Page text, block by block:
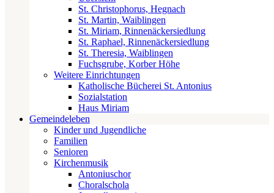
St. Christophorus, Hegnach
St. Martin, Waiblingen
St. Miriam, Rinnenäckersiedlung
St. Raphael, Rinnenäckersiedlung
St. Theresia, Waiblingen
Fuchsgrube, Korber Höhe
Weitere Einrichtungen
Katholische Bücherei St. Antonius
Sozialstation
Haus Miriam
Gemeindeleben
Kinder und Jugendliche
Familien
Senioren
Kirchenmusik
Antoniuschor
Choralschola